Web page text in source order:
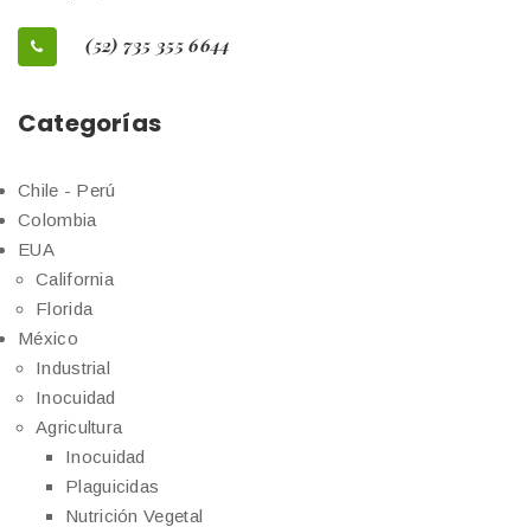
(52) 735 355 6644
Categorías
Chile - Perú
Colombia
EUA
California
Florida
México
Industrial
Inocuidad
Agricultura
Inocuidad
Plaguicidas
Nutrición Vegetal